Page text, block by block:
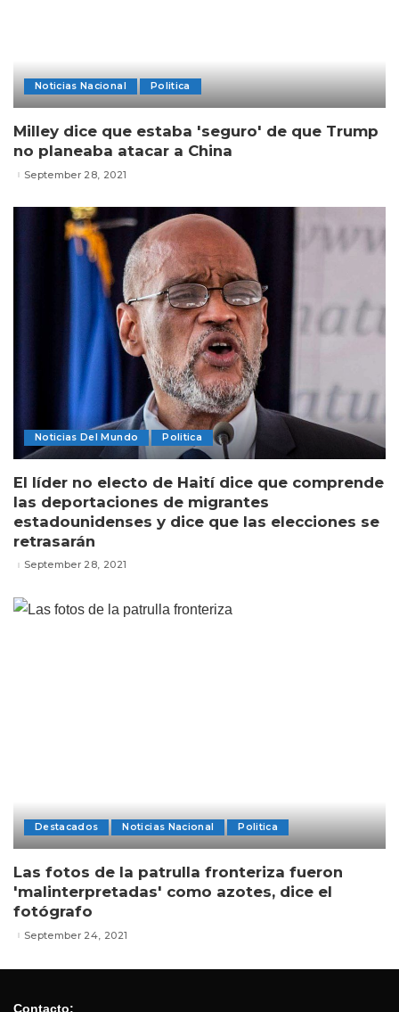
Noticias Nacional Politica
Milley dice que estaba 'seguro' de que Trump
no planeaba atacar a China
September 28, 2021
Noticias Del Mundo Politica
El líder no electo de Haití dice que comprende
las deportaciones de migrantes
estadounidenses y dice que las elecciones se
retrasarán
September 28, 2021
Destacados Noticias Nacional Politica
Las fotos de la patrulla fronteriza fueron
'malinterpretadas' como azotes, dice el
fotógrafo
September 24, 2021
Contacto: